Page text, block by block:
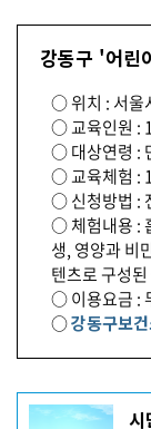
강동구 '어린
○ 위치 : 서울
○ 교육인원 :
○ 대상연령 :
○ 교육체험 :
○ 신청방법 :
○ 체험내용 :
생, 영양과 비
텐츠로 구성
○ 이용요금 :
○강동구보
기 시